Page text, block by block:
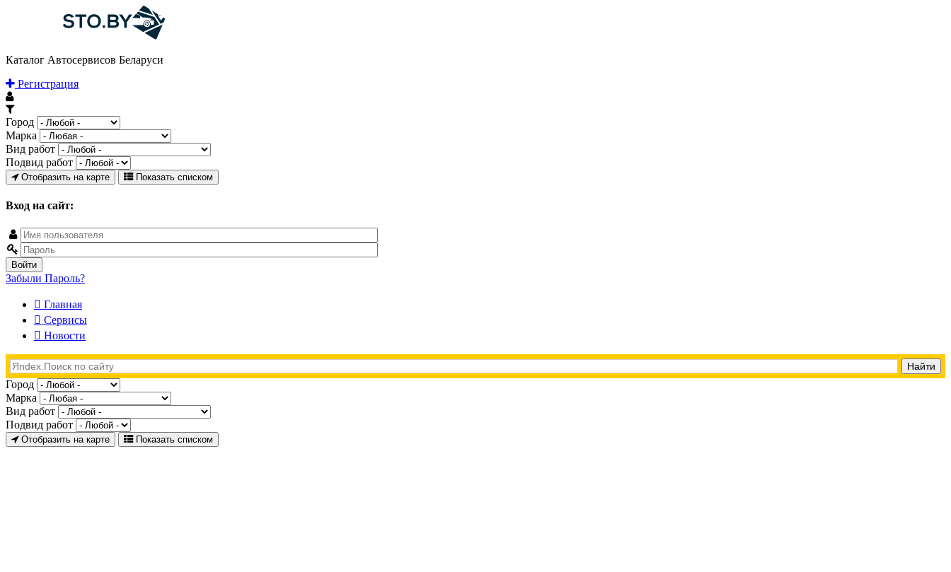
Каталог Автосервисов Беларуси
Регистрация
Город
Марка
Вид работ
Подвид работ
Отобразить на карте Показать списком
Вход на сайт:
Забыли Пароль?
Главная
Сервисы
Новости
Город
Марка
Вид работ
Подвид работ
Отобразить на карте Показать списком